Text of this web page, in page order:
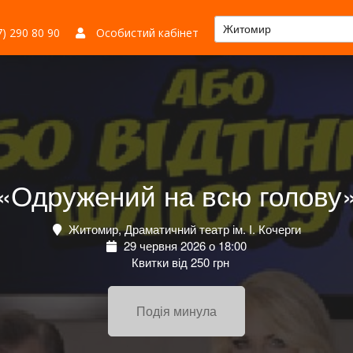
290 80 90 Особистий кабінет Житомир
на всю
Житомир, Драматичний театр ім. І. Кочерги
29 червня 2026 о 18:00
Квитки від 250 грн
Подія минула